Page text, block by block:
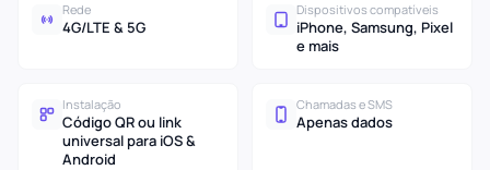
Rede
4G/LTE & 5G
Dispositivos compatíveis
iPhone, Samsung, Pixel
e mais
Instalação
Código QR ou link
universal para iOS &
Android
Chamadas e SMS
Apenas dados